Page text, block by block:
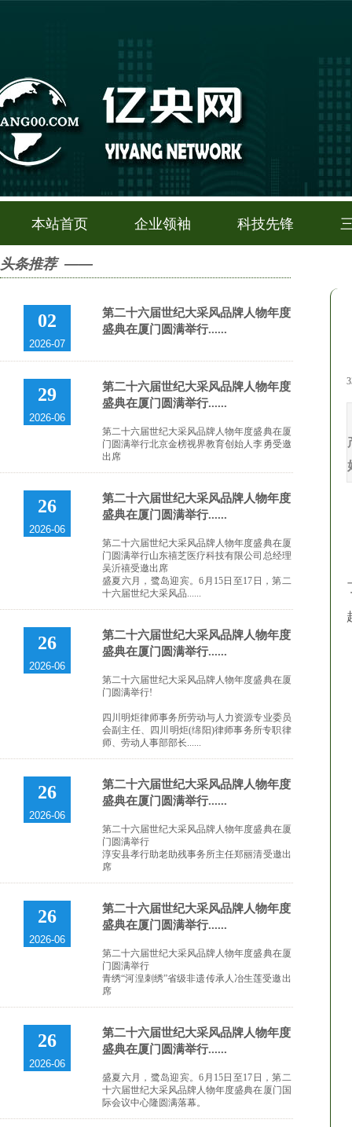
本站首页 企业领袖 科技先锋
头条推荐 ——
02
2026-07
第二十六届世纪大采风品牌人物年度
盛典在厦门圆满举行......
29
2026-06
第二十六届世纪大采风品牌人物年度
盛典在厦门圆满举行......
第二十六届世纪大采风品牌人物年度盛典在厦
门圆满举行北京金榜视界教育创始人李勇受邀
出席
26
2026-06
第二十六届世纪大采风品牌人物年度
盛典在厦门圆满举行......
第二十六届世纪大采风品牌人物年度盛典在厦
门圆满举行山东禧芝医疗科技有限公司总经理
吴沂禧受邀出席
盛夏六月，鹭岛迎宾。6月15日至17日，第二
十六届世纪大采风品......
26
2026-06
第二十六届世纪大采风品牌人物年度
盛典在厦门圆满举行......
第二十六届世纪大采风品牌人物年度盛典在厦
门圆满举行!
四川明炬律师事务所劳动与人力资源专业委员
会副主任、四川明炬(绵阳)律师事务所专职律
师、劳动人事部部长......
26
2026-06
第二十六届世纪大采风品牌人物年度
盛典在厦门圆满举行......
第二十六届世纪大采风品牌人物年度盛典在厦
门圆满举行
淳安县孝行助老助残事务所主任郑丽清受邀出
席
26
2026-06
第二十六届世纪大采风品牌人物年度
盛典在厦门圆满举行......
第二十六届世纪大采风品牌人物年度盛典在厦
门圆满举行
青绣“河湟刺绣”省级非遗传承人冶生莲受邀出
席
26
2026-06
第二十六届世纪大采风品牌人物年度
盛典在厦门圆满举行......
盛夏六月，鹭岛迎宾。6月15日至17日，第二
十六届世纪大采风品牌人物年度盛典在厦门国
际会议中心隆圆满落幕。